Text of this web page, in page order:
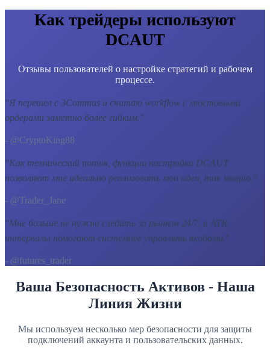
Как трейдеры используют
DCAUT
Отзывы пользователей о настройке стратегий и рабочем
процессе.
"Я перешел с 3Commas и считаю workflow с хвостовыми
ордерами заметно более гибким."
- @CryptoKing88
"Как технический поток, функции настройки DCAUT
позволяют мне идеально реализовать мои идеи, так мощно. "
- @Trader_Jane
"Мне больше не нужно следить за рынком 24/7, а ATR-
интервалы помогают системнее управлять входами. "
- @futures_trader
Ваша Безопасность Активов - Наша
Линия Жизни
Мы используем несколько мер безопасности для защиты
подключений аккаунта и пользовательских данных.